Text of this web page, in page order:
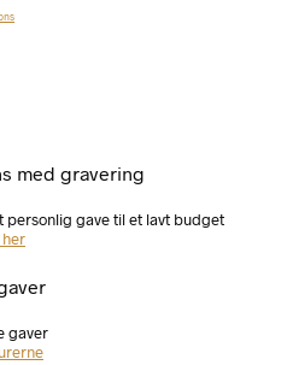
med gravering
personlig gave til et lavt budget
her
gaver